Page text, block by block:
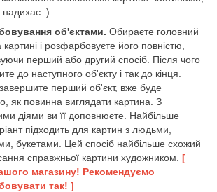
:)
об'єктами. Обираєте головний
картині і розфарбовуєте його повністю,
перший або другий спосіб. Після чого
до наступного об'єкту і так до кінця.
перший об'єкт, вже буде
як повинна виглядати картина. З
діями ви її доповнюєте. Найбільше
підходить для картин з людьми,
букетами. Цей спосіб найбільше схожий
справжньої картини художником. [
магазину! Рекомендуємо
так! ]